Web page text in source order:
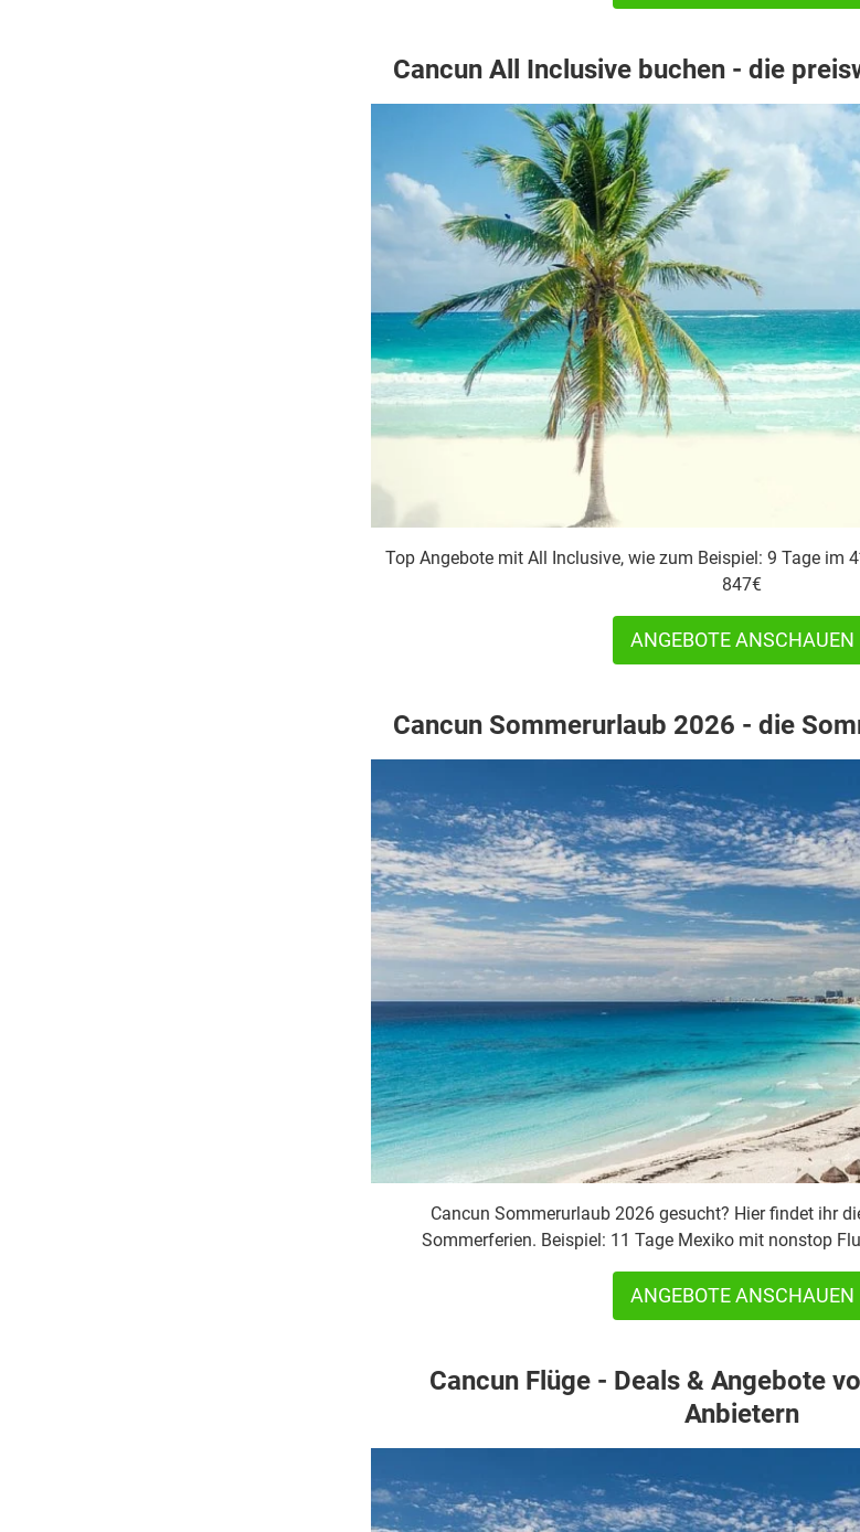
Cancun All Inclusive buchen - die
Top Angebote mit All Inclusive, wie zum Beispiel: 9 Tage im
847€
ANGEBOTE ANSCHAUEN
Cancun Sommerurlaub 2026 - die
Cancun Sommerurlaub 2026 gesucht? Hier findet ihr
Sommerferien. Beispiel: 11 Tage Mexiko mit nonstop
ANGEBOTE ANSCHAUEN
Cancun Flüge - Deals & Angebote
Anbietern